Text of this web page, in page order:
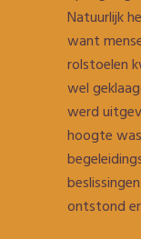
Natuurlijk
want
rolstoelen
wel
werd
hoogte
ontstond